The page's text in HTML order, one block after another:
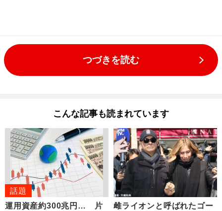
つづきを読む
こんな記事も読まれています
話題
運用資産約300兆円… 片
雌ライオンと呼ばれたゴー